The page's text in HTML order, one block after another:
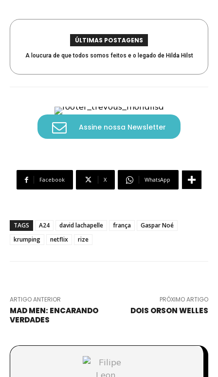
ÚLTIMAS POSTAGENS
A loucura de que todos somos feitos e o legado de Hilda Hilst
Assine nossa Newsletter
Facebook X WhatsApp
TAGS A24 david lachapelle frança
Gaspar Noé
krumping
netflix rize
ARTIGO ANTERIOR
MAD MEN: ENCARANDO
VERDADES
PRÓXIMO ARTIGO
DOIS ORSON WELLES